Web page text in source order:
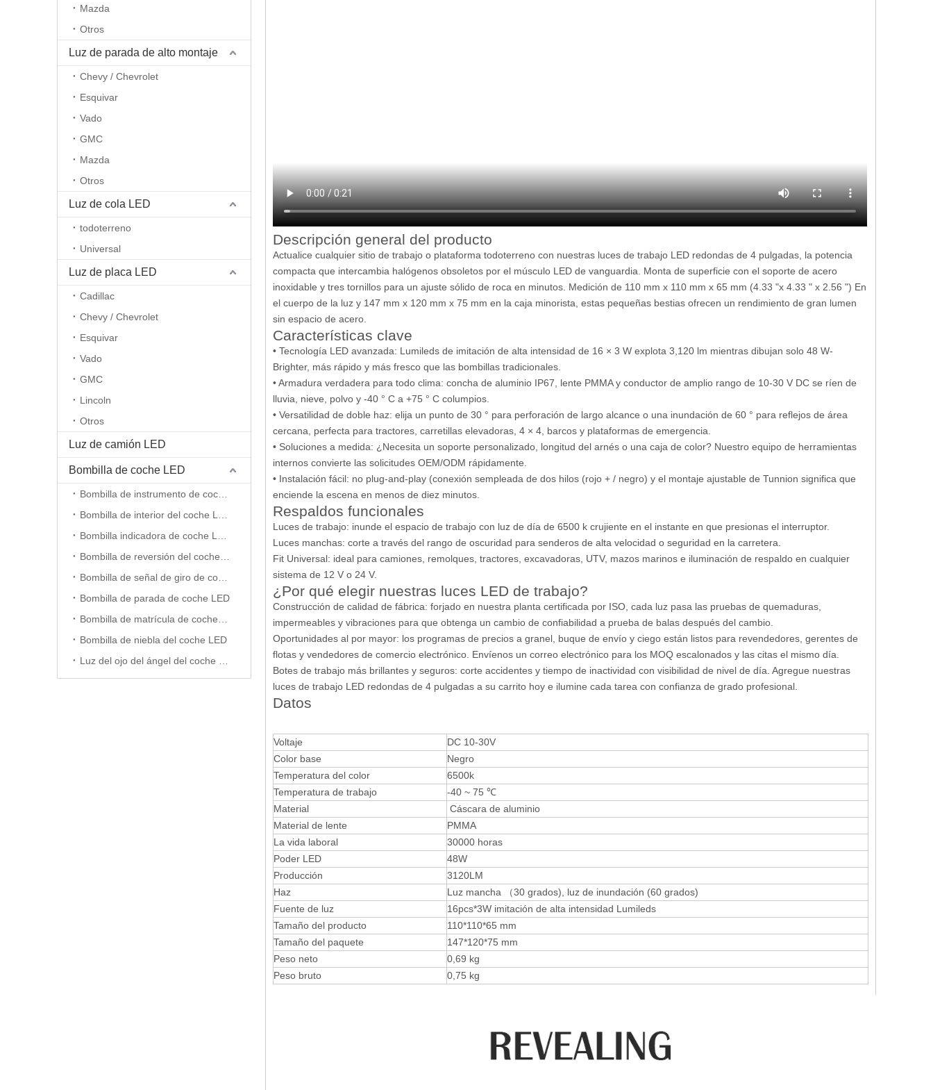
Mazda
Otros
Luz de parada de alto montaje
Chevy / Chevrolet
Esquivar
Vado
GMC
Mazda
Otros
Luz de cola LED
todoterreno
Universal
Luz de placa LED
Cadillac
Chevy / Chevrolet
Esquivar
Vado
GMC
Lincoln
Otros
Luz de camión LED
Bombilla de coche LED
Bombilla de parada de coche LED
Bombilla de niebla del coche LED
Descripción general del producto
Actualice cualquier sitio de trabajo o plataforma todoterreno con nuestras luces de trabajo LED redondas de 4 pulgadas, la potencia
compacta que intercambia halógenos obsoletos por el músculo LED de vanguardia. Monta de superficie con el soporte de acero
inoxidable y tres tornillos para un ajuste sólido de roca en minutos. Medición de 110 mm x 110 mm x 65 mm (4.33 "x 4.33 " x 2.56 ") En
el cuerpo de la luz y 147 mm x 120 mm x 75 mm en la caja minorista, estas pequeñas bestias ofrecen un rendimiento de gran lumen
sin espacio de acero.
Características clave
• Tecnología LED avanzada: Lumileds de imitación de alta intensidad de 16 × 3 W explota 3,120 lm mientras dibujan solo 48 W-
Brighter, más rápido y más fresco que las bombillas tradicionales.
• Armadura verdadera para todo clima: concha de aluminio IP67, lente PMMA y conductor de amplio rango de 10-30 V DC se ríen de
lluvia, nieve, polvo y -40 ° C a +75 ° C columpios.
• Versatilidad de doble haz: elija un punto de 30 ° para perforación de largo alcance o una inundación de 60 ° para reflejos de área
cercana, perfecta para tractores, carretillas elevadoras, 4 × 4, barcos y plataformas de emergencia.
• Soluciones a medida: ¿Necesita un soporte personalizado, longitud del arnés o una caja de color? Nuestro equipo de herramientas
internos convierte las solicitudes OEM/ODM rápidamente.
• Instalación fácil: no plug-and-play (conexión sempleada de dos hilos (rojo + / negro) y el montaje ajustable de Tunnion significa que
enciende la escena en menos de diez minutos.
Respaldos funcionales
Luces de trabajo: inunde el espacio de trabajo con luz de día de 6500 k crujiente en el instante en que presionas el interruptor.
Luces manchas: corte a través del rango de oscuridad para senderos de alta velocidad o seguridad en la carretera.
Fit Universal: ideal para camiones, remolques, tractores, excavadoras, UTV, mazos marinos e iluminación de respaldo en cualquier
sistema de 12 V o 24 V.
¿Por qué elegir nuestras luces LED de trabajo?
Construcción de calidad de fábrica: forjado en nuestra planta certificada por ISO, cada luz pasa las pruebas de quemaduras,
impermeables y vibraciones para que obtenga un cambio de confiabilidad a prueba de balas después del cambio.
Oportunidades al por mayor: los programas de precios a granel, buque de envío y ciego están listos para revendedores, gerentes de
flotas y vendedores de comercio electrónico. Envíenos un correo electrónico para los MOQ escalonados y las citas el mismo día.
Botes de trabajo más brillantes y seguros: corte accidentes y tiempo de inactividad con visibilidad de nivel de día. Agregue nuestras
luces de trabajo LED redondas de 4 pulgadas a su carrito hoy e ilumine cada tarea con confianza de grado profesional.
Datos
Voltaje
DC 10-30V
Color base
Negro
Temperatura del color
6500k
Temperatura de trabajo
-40 ~ 75 ℃
Material
Cáscara de aluminio
Material de lente
PMMA
La vida laboral
30000 horas
Poder LED
48W
Producción
3120LM
Haz
Luz mancha （30 grados), luz de inundación (60 grados)
Fuente de luz
16pcs*3W imitación de alta intensidad Lumileds
Tamaño del producto
110*110*65 mm
Tamaño del paquete
147*120*75 mm
Peso neto
0,69 kg
Peso bruto
0,75 kg